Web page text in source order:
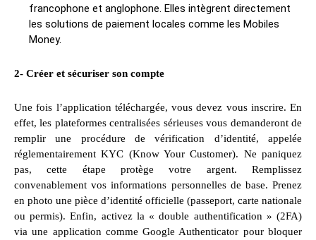
francophone et anglophone. Elles intègrent directement
les solutions de paiement locales comme les Mobiles
Money.
2- Créer et sécuriser son compte
Une fois l’application téléchargée, vous devez vous inscrire. En
effet, les plateformes centralisées sérieuses vous demanderont de
remplir une procédure de vérification d’identité, appelée
réglementairement KYC (Know Your Customer). Ne paniquez
pas, cette étape protège votre argent. Remplissez
convenablement vos informations personnelles de base. Prenez
en photo une pièce d’identité officielle (passeport, carte nationale
ou permis). Enfin, activez la « double authentification » (2FA)
via une application comme Google Authenticator pour bloquer